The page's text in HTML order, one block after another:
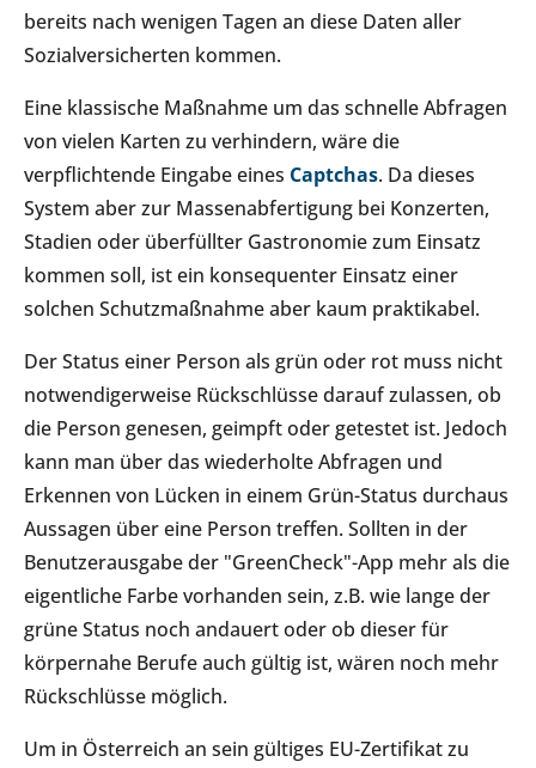
bereits nach wenigen Tagen an diese Daten aller
Sozialversicherten kommen.
Eine klassische Maßnahme um das schnelle Abfragen
von vielen Karten zu verhindern, wäre die
verpflichtende Eingabe eines Captchas. Da dieses
System aber zur Massenabfertigung bei Konzerten,
Stadien oder überfüllter Gastronomie zum Einsatz
kommen soll, ist ein konsequenter Einsatz einer
solchen Schutzmaßnahme aber kaum praktikabel.
Der Status einer Person als grün oder rot muss nicht
notwendigerweise Rückschlüsse darauf zulassen, ob
die Person genesen, geimpft oder getestet ist. Jedoch
kann man über das wiederholte Abfragen und
Erkennen von Lücken in einem Grün-Status durchaus
Aussagen über eine Person treffen. Sollten in der
Benutzerausgabe der "GreenCheck"-App mehr als die
eigentliche Farbe vorhanden sein, z.B. wie lange der
grüne Status noch andauert oder ob dieser für
körpernahe Berufe auch gültig ist, wären noch mehr
Rückschlüsse möglich.
Um in Österreich an sein gültiges EU-Zertifikat zu